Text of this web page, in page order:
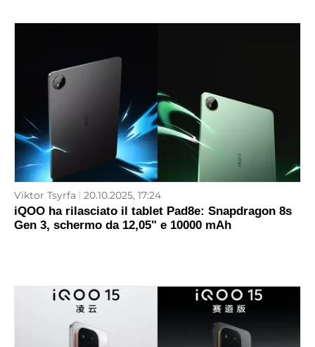
Viktor Tsyrfa 20.10.2025, 17:24
iQOO ha rilasciato il tablet Pad8e: Snapdragon 8s
Gen 3, schermo da 12,05" e 10000 mAh